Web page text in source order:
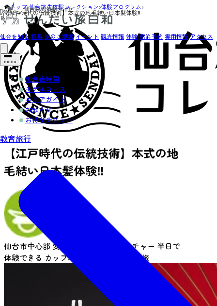
仙台を知る 特集 旅のご提案 イベント 観光情報 体験 宿泊予約 実用情報 アクセス
menu
仙台夜時間
モデルコース
エリアガイド
お知らせ
お得なチケット
教育旅行
トップ›仙台旅先体験コレクション›体験プログラム›
【江戸時代の伝統技術】本式の地毛結い日本髪体験‼
【江戸時代の伝統技術】本式の地
毛結い日本髪体験‼
仙台市中心部要申込 伝統文化・カルチャー 半日で
体験できる カップル・夫婦 一人旅